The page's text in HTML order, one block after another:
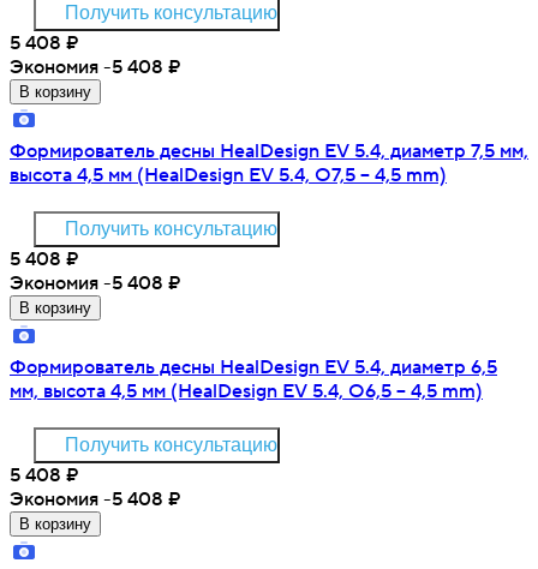
Получить консультацию
5 408 ₽
Экономия -5 408 ₽
В корзину
Формирователь десны HealDesign EV 5.4, диаметр 7,5 мм,
высота 4,5 мм (HealDesign EV 5.4, O7,5 – 4,5 mm)
Получить консультацию
5 408 ₽
Экономия -5 408 ₽
В корзину
Формирователь десны HealDesign EV 5.4, диаметр 6,5
мм, высота 4,5 мм (HealDesign EV 5.4, O6,5 – 4,5 mm)
Получить консультацию
5 408 ₽
Экономия -5 408 ₽
В корзину